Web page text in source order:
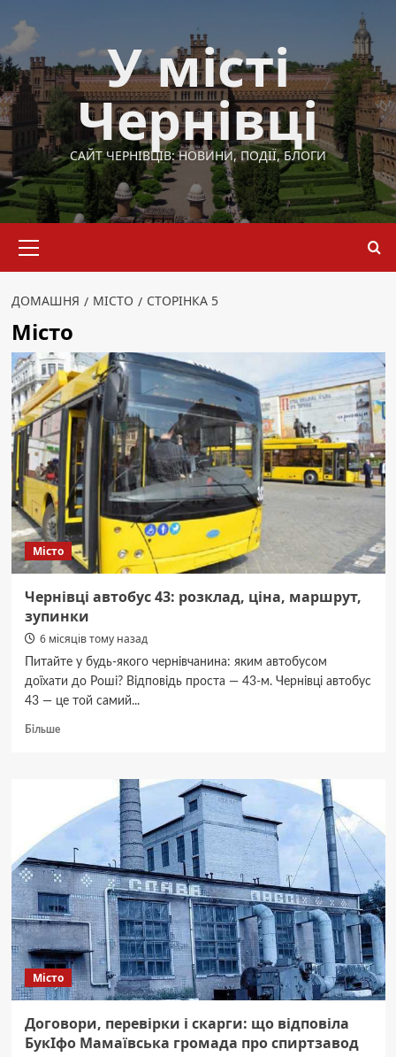
до
вмісту
У місті
Чернівці
САЙТ ЧЕРНІВЦІВ: НОВИНИ, ПОДІЇ, БЛОГИ
меню
ДОМАШНЯ МІСТО СТОРІНКА 5
Місто
Місто
Чернівці автобус 43: розклад, ціна, маршрут,
зупинки
6 місяців тому назад
Питайте у будь-якого чернівчанина: яким автобусом
доїхати до Роші? Відповідь проста — 43-м. Чернівці автобус
43 — це той самий...
БільшеДокладніше
розклад,
ціна,
зупинки
Місто
Договори, перевірки і скарги: що відповіла
БукІфо Мамаївська громада про спиртзавод